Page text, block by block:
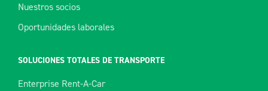
Nuestros socios
Oportunidades laborales
SOLUCIONES TOTALES DE TRANSPORTE
Enterprise Rent-A-Car